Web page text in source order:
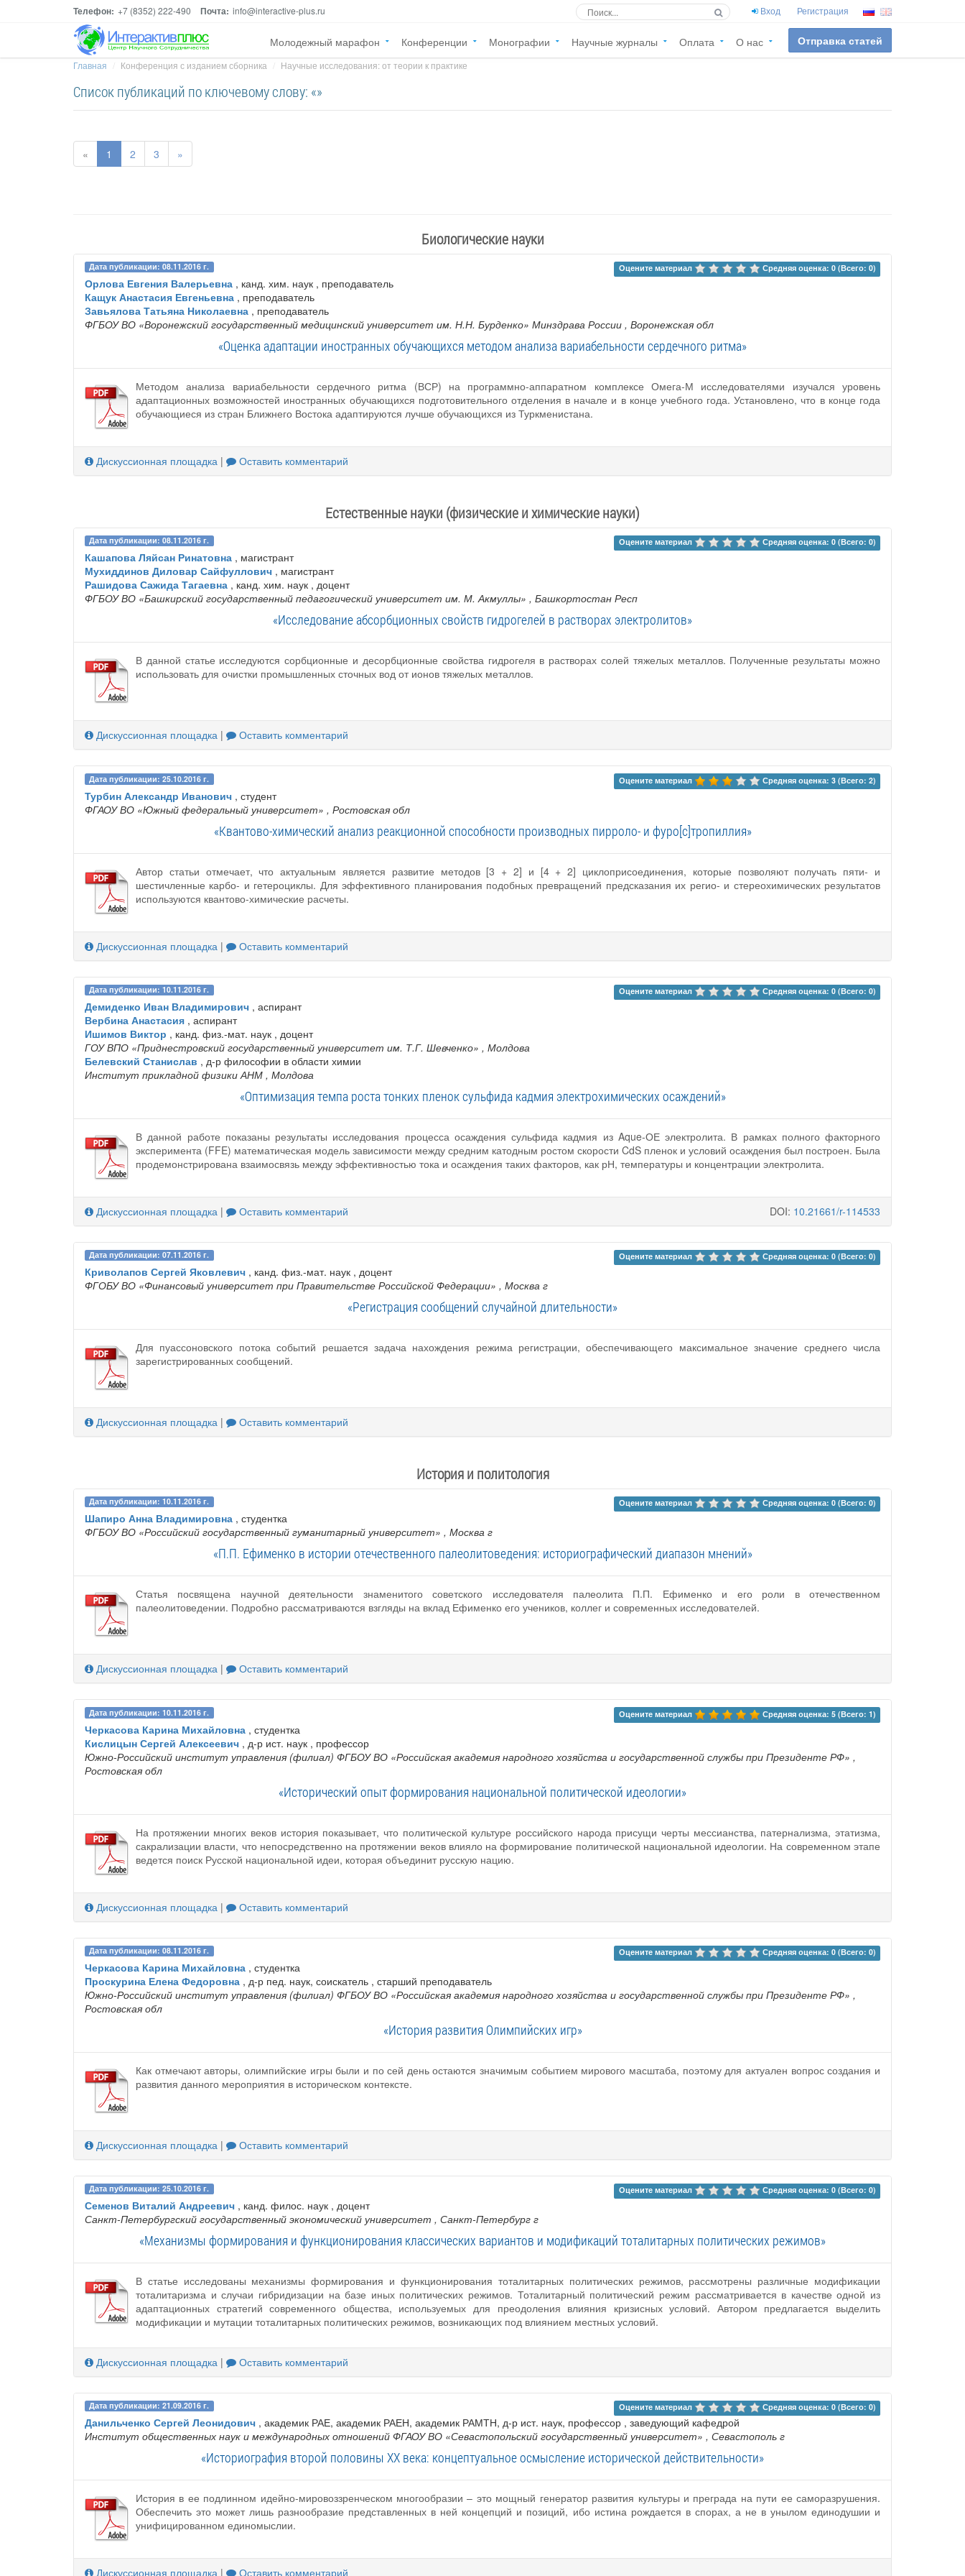
Телефон: +7 (8352) 222-490 Почта: info@interactive-plus.ru Вход Регистрация
Молодежный марафон Конференции Монографии Научные журналы Оплата О нас Отправка статей
Главная Конференция с изданием сборника Научные исследования: от теории к практике
Список публикаций по ключевому слову: «»
« 1 2 3 »
Биологические науки
Дата публикации: 08.11.2016 г. Оцените материал Средняя оценка: 0 (Всего: 0)
Орлова Евгения Валерьевна , канд. хим. наук , преподаватель
Кащук Анастасия Евгеньевна , преподаватель
Завьялова Татьяна Николаевна , преподаватель
ФГБОУ ВО «Воронежский государственный медицинский университет им. Н.Н. Бурденко» Минздрава России , Воронежская обл
«Оценка адаптации иностранных обучающихся методом анализа вариабельности сердечного ритма»
Методом анализа вариабельности сердечного ритма (ВСР) на программно-аппаратном комплексе Омега-М исследователями изучался уровень
адаптационных возможностей иностранных обучающихся подготовительного отделения в начале и в конце учебного года. Установлено, что в конце года
обучающиеся из стран Ближнего Востока адаптируются лучше обучающихся из Туркменистана.
Дискуссионная площадка | Оставить комментарий
Естественные науки (физические и химические науки)
Дата публикации: 08.11.2016 г. Оцените материал Средняя оценка: 0 (Всего: 0)
Кашапова Ляйсан Ринатовна , магистрант
Мухиддинов Диловар Сайфуллович , магистрант
Рашидова Сажида Тагаевна , канд. хим. наук , доцент
ФГБОУ ВО «Башкирский государственный педагогический университет им. М. Акмуллы» , Башкортостан Респ
«Исследование абсорбционных свойств гидрогелей в растворах электролитов»
В данной статье исследуются сорбционные и десорбционные свойства гидрогеля в растворах солей тяжелых металлов. Полученные результаты можно
использовать для очистки промышленных сточных вод от ионов тяжелых металлов.
Дискуссионная площадка | Оставить комментарий
Дата публикации: 25.10.2016 г. Оцените материал Средняя оценка: 3 (Всего: 2)
Турбин Александр Иванович , студент
ФГАОУ ВО «Южный федеральный университет» , Ростовская обл
«Квантово-химический анализ реакционной способности производных пирроло- и фуро[c]тропиллия»
Автор статьи отмечает, что актуальным является развитие методов [3 + 2] и [4 + 2] циклоприсоединения, которые позволяют получать пяти- и
шестичленные карбо- и гетероциклы. Для эффективного планирования подобных превращений предсказания их регио- и стереохимических результатов
используются квантово-химические расчеты.
Дискуссионная площадка | Оставить комментарий
Дата публикации: 10.11.2016 г. Оцените материал Средняя оценка: 0 (Всего: 0)
Демиденко Иван Владимирович , аспирант
Вербина Анастасия , аспирант
Ишимов Виктор , канд. физ.-мат. наук , доцент
ГОУ ВПО «Приднестровский государственный университет им. Т.Г. Шевченко» , Молдова
Белевский Станислав , д-р философии в области химии
Институт прикладной физики АНМ , Молдова
«Оптимизация темпа роста тонких пленок сульфида кадмия электрохимических осаждений»
В данной работе показаны результаты исследования процесса осаждения сульфида кадмия из Aque-ОЕ электролита. В рамках полного факторного
эксперимента (FFE) математическая модель зависимости между средним катодным ростом скорости CdS пленок и условий осаждения был построен. Была
продемонстрирована взаимосвязь между эффективностью тока и осаждения таких факторов, как рН, температуры и концентрации электролита.
Дискуссионная площадка | Оставить комментарий DOI: 10.21661/r-114533
Дата публикации: 07.11.2016 г. Оцените материал Средняя оценка: 0 (Всего: 0)
Криволапов Сергей Яковлевич , канд. физ.-мат. наук , доцент
ФГОБУ ВО «Финансовый университет при Правительстве Российской Федерации» , Москва г
«Регистрация сообщений случайной длительности»
Для пуассоновского потока событий решается задача нахождения режима регистрации, обеспечивающего максимальное значение среднего числа
зарегистрированных сообщений.
Дискуссионная площадка | Оставить комментарий
История и политология
Дата публикации: 10.11.2016 г. Оцените материал Средняя оценка: 0 (Всего: 0)
Шапиро Анна Владимировна , студентка
ФГБОУ ВО «Российский государственный гуманитарный университет» , Москва г
«П.П. Ефименко в истории отечественного палеолитоведения: историографический диапазон мнений»
Статья посвящена научной деятельности знаменитого советского исследователя палеолита П.П. Ефименко и его роли в отечественном
палеолитоведении. Подробно рассматриваются взгляды на вклад Ефименко его учеников, коллег и современных исследователей.
Дискуссионная площадка | Оставить комментарий
Дата публикации: 10.11.2016 г. Оцените материал Средняя оценка: 5 (Всего: 1)
Черкасова Карина Михайловна , студентка
Кислицын Сергей Алексеевич , д-р ист. наук , профессор
Южно-Российский институт управления (филиал) ФГБОУ ВО «Российская академия народного хозяйства и государственной службы при Президенте РФ» ,
Ростовская обл
«Исторический опыт формирования национальной политической идеологии»
На протяжении многих веков история показывает, что политической культуре российского народа присущи черты мессианства, патернализма, этатизма,
сакрализации власти, что непосредственно на протяжении веков влияло на формирование политической национальной идеологии. На современном этапе
ведется поиск Русской национальной идеи, которая объединит русскую нацию.
Дискуссионная площадка | Оставить комментарий
Дата публикации: 08.11.2016 г. Оцените материал Средняя оценка: 0 (Всего: 0)
Черкасова Карина Михайловна , студентка
Проскурина Елена Федоровна , д-р пед. наук, соискатель , старший преподаватель
Южно-Российский институт управления (филиал) ФГБОУ ВО «Российская академия народного хозяйства и государственной службы при Президенте РФ» ,
Ростовская обл
«История развития Олимпийских игр»
Как отмечают авторы, олимпийские игры были и по сей день остаются значимым событием мирового масштаба, поэтому для актуален вопрос создания и
развития данного мероприятия в историческом контексте.
Дискуссионная площадка | Оставить комментарий
Дата публикации: 25.10.2016 г. Оцените материал Средняя оценка: 0 (Всего: 0)
Семенов Виталий Андреевич , канд. филос. наук , доцент
Санкт-Петербургский государственный экономический университет , Санкт-Петербург г
«Механизмы формирования и функционирования классических вариантов и модификаций тоталитарных политических режимов»
В статье исследованы механизмы формирования и функционирования тоталитарных политических режимов, рассмотрены различные модификации
тоталитаризма и случаи гибридизации на базе иных политических режимов. Тоталитарный политический режим рассматривается в качестве одной из
адаптационных стратегий современного общества, используемых для преодоления влияния кризисных условий. Автором предлагается выделить
модификации и мутации тоталитарных политических режимов, возникающих под влиянием местных условий.
Дискуссионная площадка | Оставить комментарий
Дата публикации: 21.09.2016 г. Оцените материал Средняя оценка: 0 (Всего: 0)
Данильченко Сергей Леонидович , академик РАЕ, академик РАЕН, академик РАМТН, д-р ист. наук, профессор , заведующий кафедрой
Институт общественных наук и международных отношений ФГАОУ ВО «Севастопольский государственный университет» , Севастополь г
«Историография второй половины XX века: концептуальное осмысление исторической действительности»
История в ее подлинном идейно-мировоззренческом многообразии – это мощный генератор развития культуры и преграда на пути ее саморазрушения.
Обеспечить это может лишь разнообразие представленных в ней концепций и позиций, ибо истина рождается в спорах, а не в унылом единодушии и
унифицированном единомыслии.
Дискуссионная площадка | Оставить комментарий